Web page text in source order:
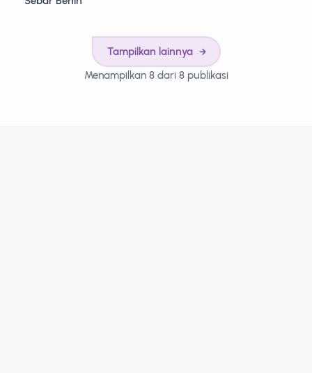
Tampilkan lainnya
Menampilkan 8 dari 8 publikasi